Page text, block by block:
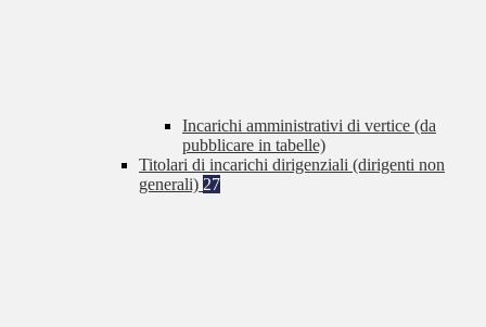
Incarichi amministrativi di vertice (da
pubblicare in tabelle)
Titolari di incarichi dirigenziali (dirigenti non
generali) 27